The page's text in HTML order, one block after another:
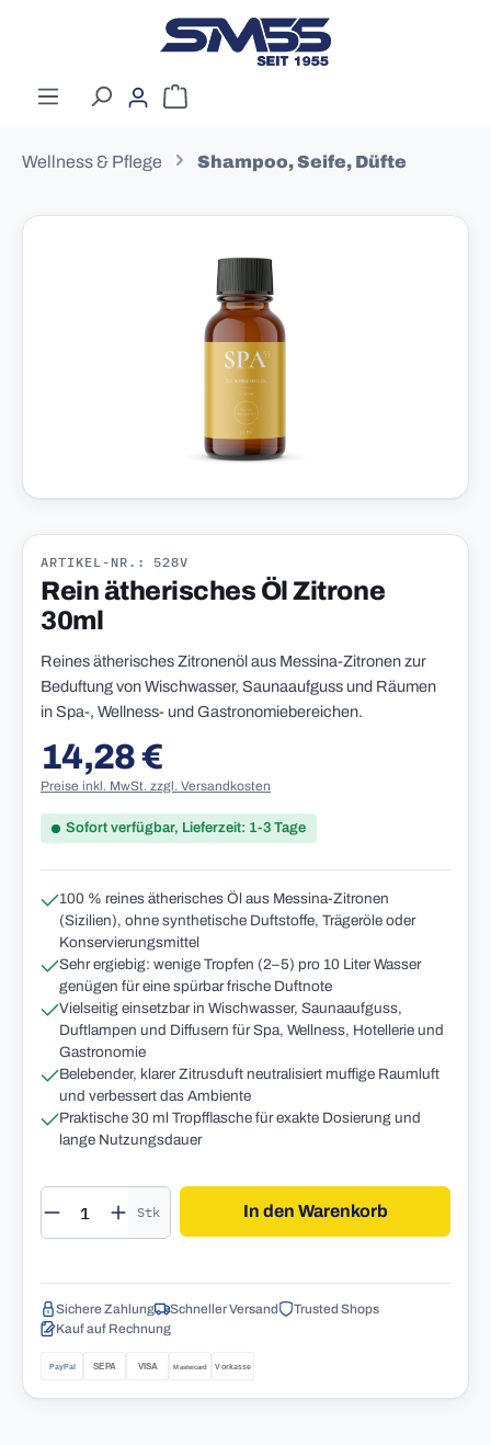
Zum Hauptinhalt springen
Warenkorb enthält 0 Positionen. Der
Wellness & Pflege Shampoo, Seife, Düfte
Bildergalerie überspringen
ARTIKEL-NR.: 528V
Rein ätherisches Öl Zitrone
30ml
Reines ätherisches Zitronenöl aus Messina-Zitronen zur
Beduftung von Wischwasser, Saunaaufguss und Räumen
in Spa-, Wellness- und Gastronomiebereichen.
Regulärer Preis:
14,28 €
Preise inkl. MwSt. zzgl. Versandkosten
Sofort verfügbar, Lieferzeit: 1-3 Tage
100 % reines ätherisches Öl aus Messina-Zitronen
(Sizilien), ohne synthetische Duftstoffe, Trägeröle oder
Konservierungsmittel
Sehr ergiebig: wenige Tropfen (2–5) pro 10 Liter Wasser
genügen für eine spürbar frische Duftnote
Vielseitig einsetzbar in Wischwasser, Saunaaufguss,
Duftlampen und Diffusern für Spa, Wellness, Hotellerie und
Gastronomie
Belebender, klarer Zitrusduft neutralisiert muffige Raumluft
und verbessert das Ambiente
Praktische 30 ml Tropfflasche für exakte Dosierung und
lange Nutzungsdauer
Produkt Anzahl: Gib den gewünschten
Stk In den Warenkorb
Sichere Zahlung Schneller Versand
Trusted Shops
Kauf auf Rechnung